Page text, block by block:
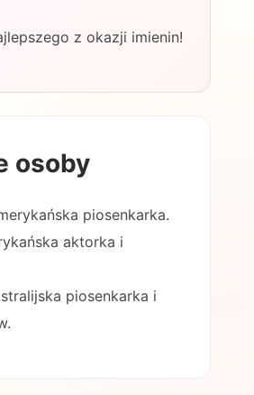
z okazji imienin!
osoby
piosenkarka.
aktorka i
piosenkarka i